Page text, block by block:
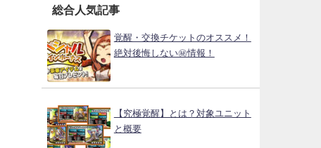
総合人気記事
覚醒・交換チケットのオススメ！
絶対後悔しない㊙情報！
【究極覚醒】とは？対象ユニット
と概要